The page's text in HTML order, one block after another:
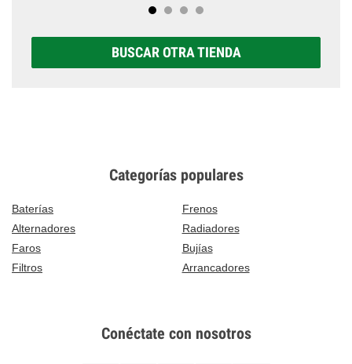
BUSCAR OTRA TIENDA
Categorías populares
Baterías
Frenos
Alternadores
Radiadores
Faros
Bujías
Filtros
Arrancadores
Conéctate con nosotros